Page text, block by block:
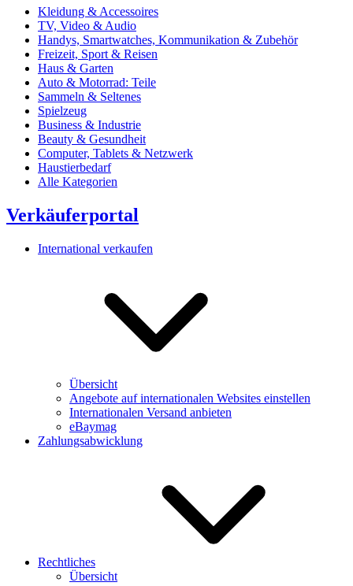
Kleidung & Accessoires
TV, Video & Audio
Handys, Smartwatches, Kommunikation & Zubehör
Freizeit, Sport & Reisen
Haus & Garten
Auto & Motorrad: Teile
Sammeln & Seltenes
Spielzeug
Business & Industrie
Beauty & Gesundheit
Computer, Tablets & Netzwerk
Haustierbedarf
Alle Kategorien
Verkäuferportal
International verkaufen
Übersicht
Angebote auf internationalen Websites einstellen
Internationalen Versand anbieten
eBaymag
Zahlungsabwicklung
Rechtliches
Übersicht